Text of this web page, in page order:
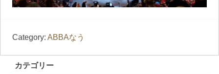
Category: ABBAなう
カテゴリー